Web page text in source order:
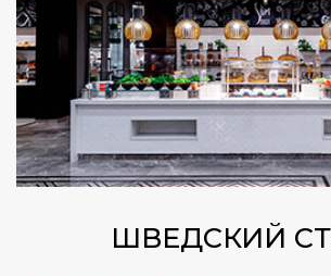
ШВЕДСКИЙ